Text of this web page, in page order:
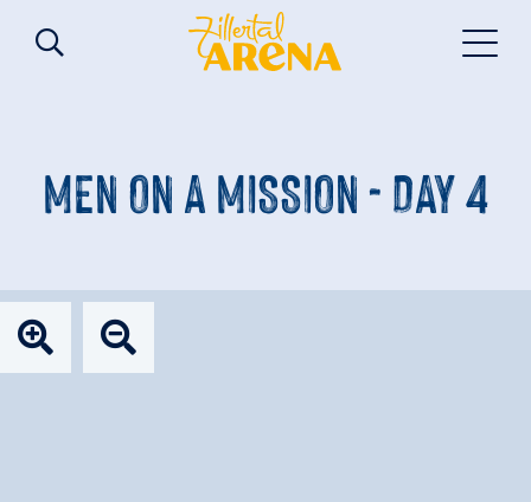
MEN ON A MISSION - DAY 4